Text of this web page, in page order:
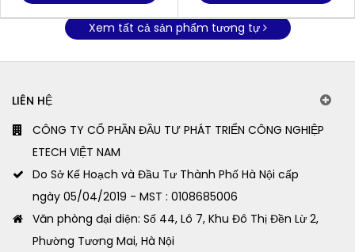
Xem tất cả sản phẩm tương tự
LIÊN HỆ
CÔNG TY CỔ PHẦN ĐẦU TƯ PHÁT TRIỂN CÔNG NGHIỆP
ETECH VIỆT NAM
Do Sở Kế Hoạch và Đầu Tư Thành Phố Hà Nội cấp
ngày 05/04/2019 - MST : 0108685006
Văn phòng đại diện: Số 44, Lô 7, Khu Đô Thị Đền Lừ 2,
Phường Tương Mai, Hà Nội